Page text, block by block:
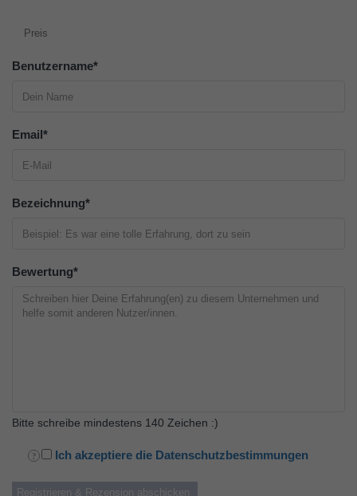
Preis
Benutzername*
Email*
Bezeichnung*
Bewertung*
Bitte schreibe mindestens 140 Zeichen :)
Ich akzeptiere die Datenschutzbestimmungen